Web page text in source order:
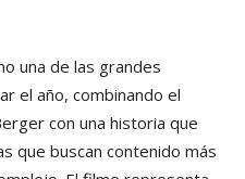
una de las grandes
el año, combinando el
con una historia que
que buscan contenido más